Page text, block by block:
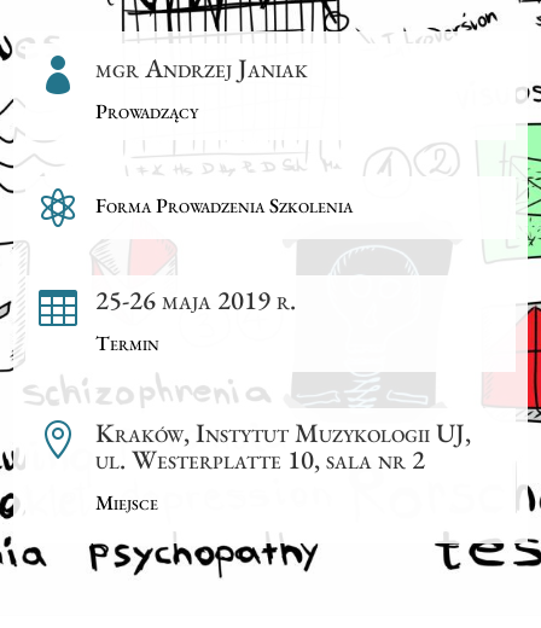
 mgr Andrzej Janiak
Prowadzący
 Forma Prowadzenia Szkolenia
 25-26 maja 2019 r.
Termin
 Kraków, Instytut Muzykologii UJ,
ul. Westerplatte 10, sala nr 2
Miejsce